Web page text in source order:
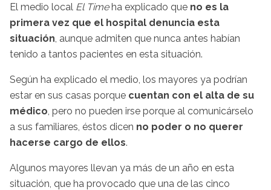
El medio local El Timeha explicado que no es la
primera vez que el hospital denuncia esta
situación, aunque admiten que nunca antes habían
tenido a tantos pacientes en esta situación.
Según ha explicado el medio, los mayores ya podrían
estar en sus casas porque cuentan con el alta de su
médico, pero no pueden irse porque al comunicárselo
a sus familiares, éstos dicen no poder o no querer
hacerse cargo de ellos.
Algunos mayores llevan ya más de un año en esta
situación, que ha provocado que una de las cinco